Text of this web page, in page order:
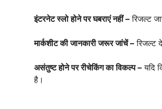
इंटरनेट स्लो होने पर घबराएं नहीं – रिजल्ट
मार्कशीट की जानकारी जरूर जांचें – रिजल्ट
असंतुष्ट होने पर रीचेकिंग का विकल्प – यदि
है।